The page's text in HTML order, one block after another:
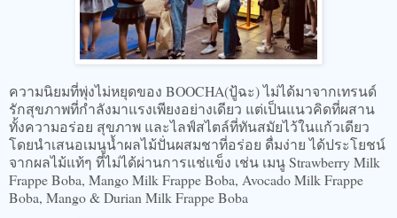
ความนิยมที่พุ่งไม่หยุดของ BOOCHA(ปู้ฉะ) ไม่ได้มาจากเทรนด์
รักสุขภาพที่กำลังมาแรงเพียงอย่างเดียว แต่เป็นแนวคิดที่ผสาน
ทั้งความอร่อย สุขภาพ และไลฟ์สไตล์ที่ทันสมัยไว้ในแก้วเดียว
โดยนำเสนอเมนูน้ำผลไม้ปั่นผสมชาที่อร่อย ดื่มง่าย ได้ประโยชน์
จากผลไม้แท้ๆ ที่ไม่ได้ผ่านการแช่แข็ง เช่น เมนู Strawberry Milk
Frappe Boba, Mango Milk Frappe Boba, Avocado Milk Frappe
Boba, Mango & Durian Milk Frappe Boba